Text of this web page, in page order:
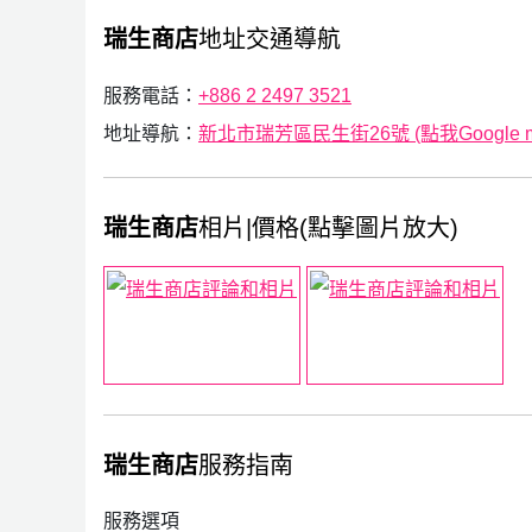
瑞生商店地址交通導航
服務電話： +886 2 2497 3521
地址導航： 新北市瑞芳區民生街26號 (點我Google
瑞生商店相片|價格(點擊圖片放大)
瑞生商店服務指南
服務選項